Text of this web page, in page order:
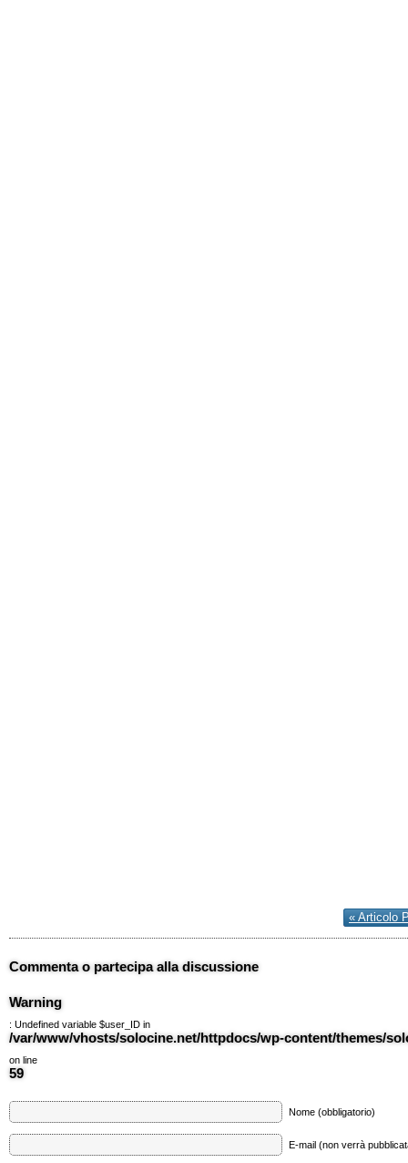
« Articolo
Commenta o partecipa alla discussione
Warning
: Undefined variable $user_ID in
/var/www/vhosts/solocine.net/httpdocs/wp-content/themes/
on line
59
Nome (obbligatorio)
E-mail (non verrà